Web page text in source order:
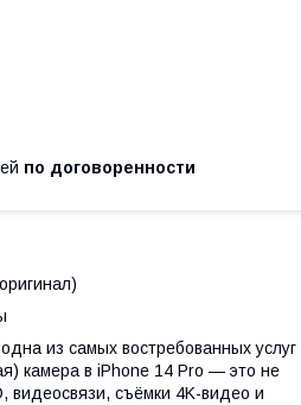
по договоренности
из самых востребованных услуг
камера в iPhone 14 Pro — это не
видеосвязи, съёмки 4K-видео и